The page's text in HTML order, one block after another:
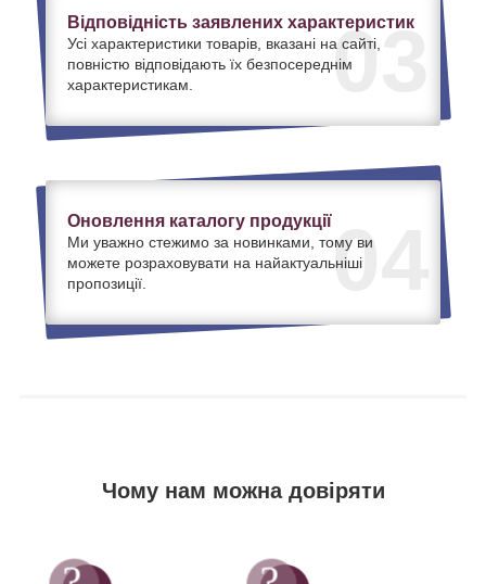
03
Відповідність заявлених характеристик
Усі характеристики товарів, вказані на сайті,
повністю відповідають їх безпосереднім
характеристикам.
04
Оновлення каталогу продукції
Ми уважно стежимо за новинками, тому ви
можете розраховувати на найактуальніші
пропозиції.
Чому нам можна довіряти